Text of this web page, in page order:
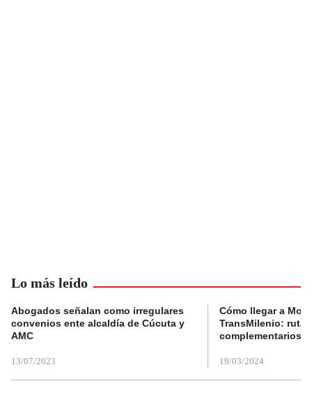
Lo más leído
Abogados señalan como irregulares
convenios ente alcaldía de Cúcuta y
AMC
13/07/2023
Cómo llegar a
TransMilenio:
complementarios
19/03/2024